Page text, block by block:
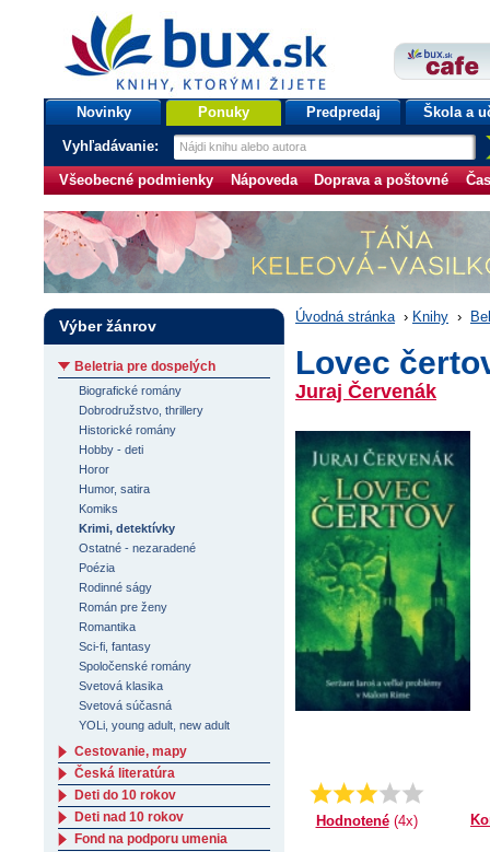
bux.sk
knihy, ktorými žijete
Úvodná stránka
Novinky Ponuky Predpredaj Škola a
Vyhľadávanie:
Všeobecné podmienky Nápoveda Doprava a poštovné
Úvodná stránka › Knihy ›
Lovec
Juraj Červenák
Priemer:
3.0
Hodnotené(4x)
Výber žánrov
Beletria pre dospelých
Biografické romány
Dobrodružstvo, thrillery
Historické romány
Hobby - deti
Horor
Humor, satira
Komiks
Krimi, detektívky
Ostatné - nezaradené
Poézia
Rodinné ságy
Román pre ženy
Romantika
Sci-fi, fantasy
Spoločenské romány
Svetová klasika
Svetová súčasná
YOLi, young adult, new adult
Cestovanie, mapy
Česká literatúra
Deti do 10 rokov
Deti nad 10 rokov
Fond na podporu umenia